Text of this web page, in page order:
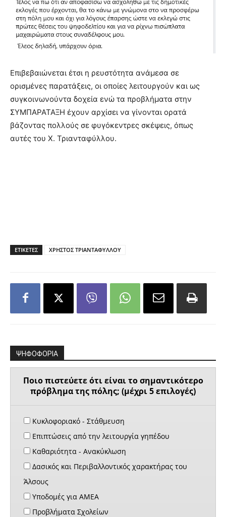
Επιβεβαιώνεται έτσι η ρευστότητα ανάμεσα σε
ορισμένες παρατάξεις, οι οποίες λειτουργούν και ως
συγκοινωνούντα δοχεία ενώ τα προβλήματα στην
ΣΥΜΠΑΡΑΤΑΞΗ έχουν αρχίσει να γίνονται ορατά
βάζοντας πολλούς σε φυγόκεντρες σκέψεις, όπως
αυτές του Χ. Τριανταφύλλου.
ΕΤΙΚΕΤΕΣ ΧΡΗΣΤΟΣ ΤΡΙΑΝΤΑΦΥΛΛΟΥ
ΨΗΦΟΦΟΡΙΑ
Ποιο πιστεύετε ότι είναι το σημαντικότερο
πρόβλημα της πόλης; (μέχρι 5 επιλογές)
Κυκλοφοριακό - Στάθμευση
Επιπτώσεις από την λειτουργία γηπέδου
Καθαριότητα - Ανακύκλωση
Δασικός και Περιβαλλοντικός χαρακτήρας του
Άλσους
Υποδομές για ΑΜΕΑ
Προβλήματα Σχολείων